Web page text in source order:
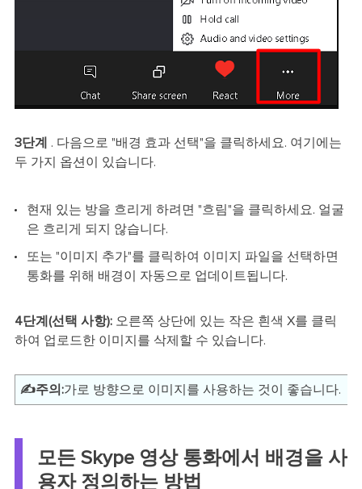
3단계
. 다음으로 "배경 효과 선택"을 클릭하세요. 여기에는
두 가지 옵션이 있습니다.
현재 있는 방을 흐리게 하려면 "흐림"을 클릭하세요. 얼굴
은 흐리게 되지 않습니다.
또는 "이미지 추가"를 클릭하여 이미지 파일을 선택하면
통화를 위해 배경이 자동으로 업데이트됩니다.
4단계(선택 사항):오른쪽 상단에 있는 작은 흰색 X를 클릭
하여 업로드한 이미지를 삭제할 수 있습니다.
✍️주의:가로 방향으로 이미지를 사용하는 것이 좋습니다.
모든 Skype 영상 통화에서 배경을 사
용자 정의하는 방법